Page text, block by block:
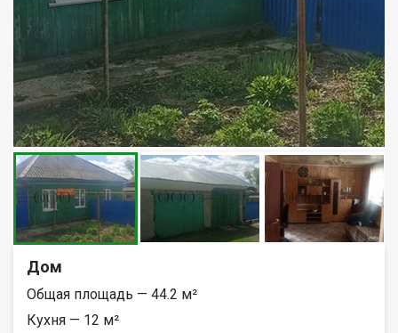
Дом
Общая площадь — 44.2 м²
Кухня — 12 м²